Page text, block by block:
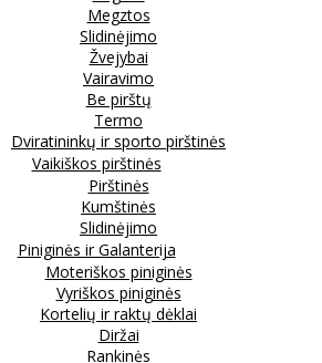
Megztos
Slidinėjimo
Žvejybai
Vairavimo
Be pirštų
Termo
Dviratininkų ir sporto pirštinės
Vaikiškos pirštinės
Pirštinės
Kumštinės
Slidinėjimo
Piniginės ir Galanterija
Moteriškos piniginės
Vyriškos piniginės
Kortelių ir raktų dėklai
Diržai
Rankinės